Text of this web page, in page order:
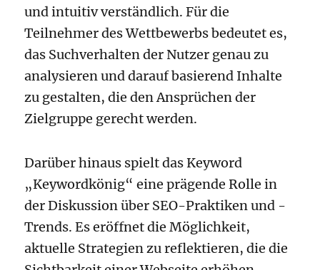
und intuitiv verständlich. Für die
Teilnehmer des Wettbewerbs bedeutet es,
das Suchverhalten der Nutzer genau zu
analysieren und darauf basierend Inhalte
zu gestalten, die den Ansprüchen der
Zielgruppe gerecht werden.
Darüber hinaus spielt das Keyword
„Keywordkönig“ eine prägende Rolle in
der Diskussion über SEO-Praktiken und -
Trends. Es eröffnet die Möglichkeit,
aktuelle Strategien zu reflektieren, die die